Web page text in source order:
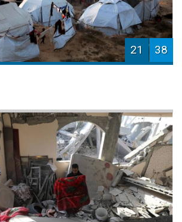
21 38